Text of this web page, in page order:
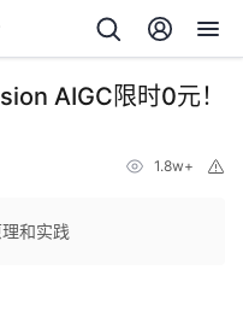
AIGC限时0元！
1.8w+
和实践